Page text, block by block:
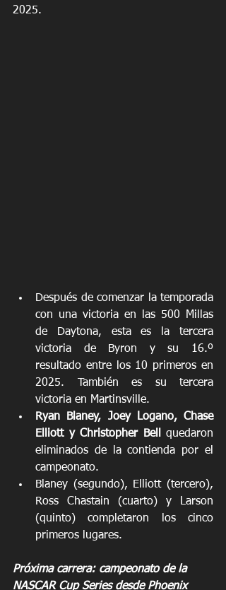
2025.
Después de comenzar la temporada
con una victoria en las 500 Millas
de Daytona, esta es la tercera
victoria de Byron y su 16.º
resultado entre los 10 primeros en
2025. También es su tercera
victoria en Martinsville.
Ryan Blaney, Joey Logano, Chase
Elliott y Christopher Bell quedaron
eliminados de la contienda por el
campeonato.
Blaney (segundo), Elliott (tercero),
Ross Chastain (cuarto) y Larson
(quinto) completaron los cinco
primeros lugares.
Próxima carrera: campeonato de la
NASCAR Cup Series desde Phoenix